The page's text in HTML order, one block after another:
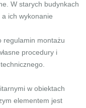
W starych budynkach
ich wykonanie
regulamin montażu
procedury i
w obiektach
elementem jest